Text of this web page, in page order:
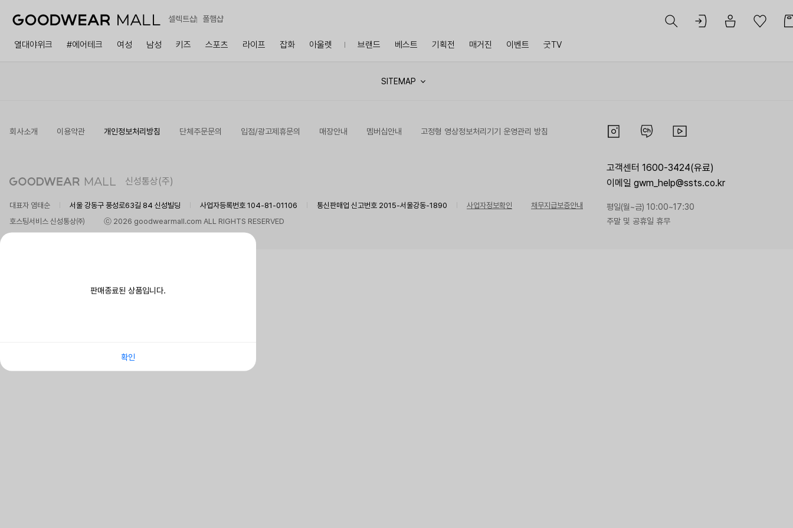
셀렉트샵 폴햄샵
열대야위크 #에어테크 여성 남성 키즈 스포츠 라이프 잡화 아울렛 브랜드 베스트 기획전 매거진 이벤트 굿TV
판매종료된 상품입니다.
확인
SITEMAP
회사소개 이용약관 개인정보처리방침 단체주문문의 입점/광고제휴문의 매장안내 멤버십안내 고정형 영상정보처리기기 운영관리 방침
신성통상(주)
대표자 염태순 서울 강동구 풍성로63길 84 신성빌딩 사업자등록번호 104-81-01106 통신판매업 신고번호 2015-서울강동-1890 사업자정보확인
채무지급보증안내
호스팅서비스 신성통상㈜
ⓒ 2026 goodwearmall.com ALL RIGHTS RESERVED
고객센터 1600-3424(유료)
이메일 gwm_help@ssts.co.kr
평일(월~금) 10:00~17:30
주말 및 공휴일 휴무